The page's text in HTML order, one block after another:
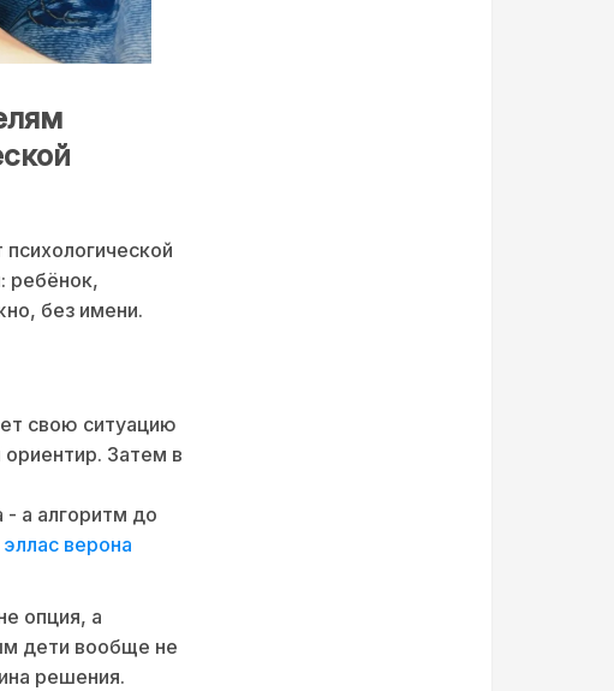
ребёнок,
без имени.
свою ситуацию
Затем в
- а алгоритм до
верона
опция, а
дети вообще не
решения.